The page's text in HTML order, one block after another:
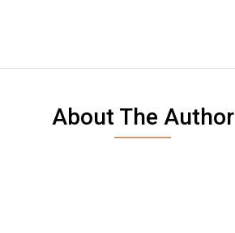
About The Author